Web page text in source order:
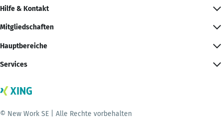
Hilfe & Kontakt
Mitgliedschaften
Hauptbereiche
Services
© New Work SE | Alle Rechte vorbehalten